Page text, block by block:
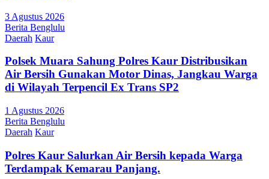
3 Agustus 2026
Berita Benglulu
Daerah Kaur
Polsek Muara Sahung Polres Kaur Distribusikan
Air Bersih Gunakan Motor Dinas, Jangkau Warga
di Wilayah Terpencil Ex Trans SP2
1 Agustus 2026
Berita Benglulu
Daerah Kaur
Polres Kaur Salurkan Air Bersih kepada Warga
Terdampak Kemarau Panjang.